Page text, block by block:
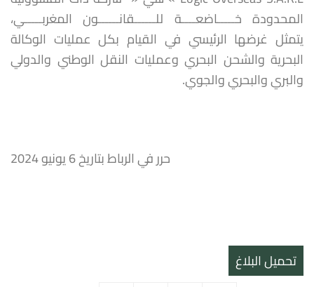
المحدودة خـــــاضعــــة للــــــقانــــــون المغربـــــي،
يتمثل غرضها الرئيسي في القيام بكل عمليات الوكالة
البحرية والشحن البحري وعمليات النقل الوطني والدولي
والبري والبحري والجوي.
حرر في الرباط بتاريخ 6 يونيو 2024
تحميل البلاغ